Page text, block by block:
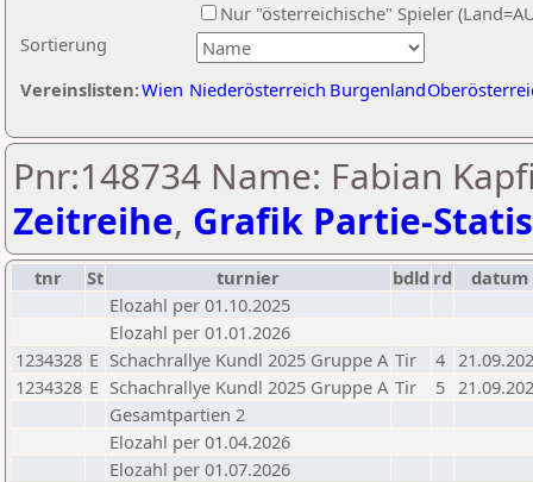
Sortierung
Nur "österreichische" Spieler
Vereinslisten:Wien Niederösterreich Burgenland
Pnr:148734 Name: Fabian
Zeitreihe, Grafik Partie-
tnr St turnier bdld rd
datum
Elozahl per 01.10.2025
Elozahl per 01.01.2026
1234328 E Schachrallye Kundl 2025 Gruppe A Tir 4
1234328 E Schachrallye Kundl 2025 Gruppe A Tir 5
Gesamtpartien 2
Elozahl per 01.04.2026
Elozahl per 01.07.2026